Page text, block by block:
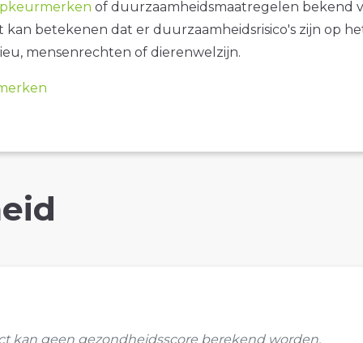
of duurzaamheidsmaatregelen bekend
kan betekenen dat er duurzaamheidsrisico's zijn op
mensenrechten of dierenwelzijn.
kan geen gezondheidsscore berekend worden.